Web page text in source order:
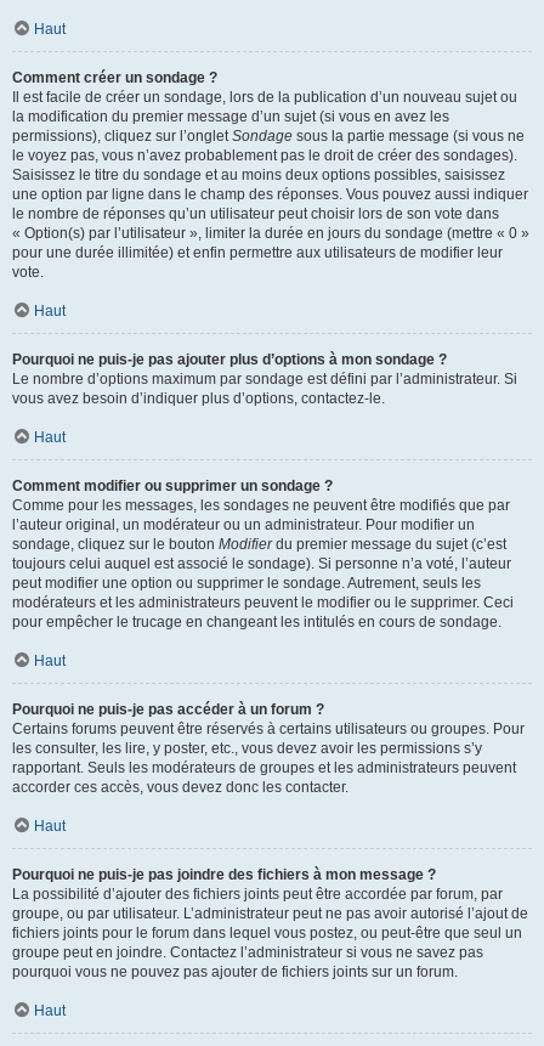
Haut
Comment créer un sondage ?
Il est facile de créer un sondage, lors de la publication d’un nouveau sujet ou
la modification du premier message d’un sujet (si vous en avez les
permissions), cliquez sur l’ongletSondage sous la partie message (si vous ne
le voyez pas, vous n’avez probablement pas le droit de créer des sondages).
Saisissez le titre du sondage et au moins deux options possibles, saisissez
une option par ligne dans le champ des réponses. Vous pouvez aussi indiquer
le nombre de réponses qu’un utilisateur peut choisir lors de son vote dans
« Option(s) par l’utilisateur », limiter la durée en jours du sondage (mettre « 0 »
pour une durée illimitée) et enfin permettre aux utilisateurs de modifier leur
vote.
Haut
Pourquoi ne puis-je pas ajouter plus d’options à mon sondage ?
Le nombre d’options maximum par sondage est défini par l’administrateur. Si
vous avez besoin d’indiquer plus d’options, contactez-le.
Haut
Comment modifier ou supprimer un sondage ?
Comme pour les messages, les sondages ne peuvent être modifiés que par
l’auteur original, un modérateur ou un administrateur. Pour modifier un
sondage, cliquez sur le bouton Modifierdu premier message du sujet (c’est
toujours celui auquel est associé le sondage). Si personne n’a voté, l’auteur
peut modifier une option ou supprimer le sondage. Autrement, seuls les
modérateurs et les administrateurs peuvent le modifier ou le supprimer. Ceci
pour empêcher le trucage en changeant les intitulés en cours de sondage.
Haut
Pourquoi ne puis-je pas accéder à un forum ?
Certains forums peuvent être réservés à certains utilisateurs ou groupes. Pour
les consulter, les lire, y poster, etc., vous devez avoir les permissions s’y
rapportant. Seuls les modérateurs de groupes et les administrateurs peuvent
accorder ces accès, vous devez donc les contacter.
Haut
Pourquoi ne puis-je pas joindre des fichiers à mon message ?
La possibilité d’ajouter des fichiers joints peut être accordée par forum, par
groupe, ou par utilisateur. L’administrateur peut ne pas avoir autorisé l’ajout de
fichiers joints pour le forum dans lequel vous postez, ou peut-être que seul un
groupe peut en joindre. Contactez l’administrateur si vous ne savez pas
pourquoi vous ne pouvez pas ajouter de fichiers joints sur un forum.
Haut